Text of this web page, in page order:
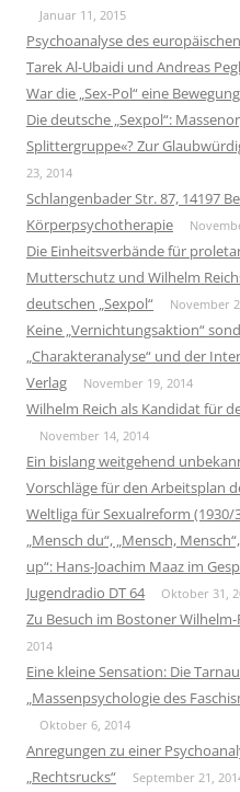
Januar 11, 2015
Psychoanalyse des
Tarek Al-Ubaidi und Andreas
War die „Sex-Pol“ eine
Die deutsche „Sexpol“:
Splittergruppe«? Zur
23, 2014
Schlangenbader Str. 87, 14197
Körperpsychotherapie
Die Einheitsverbände für
Mutterschutz und Wilhelm
deutschen „Sexpol“
November
Keine „Vernichtungsaktion“
„Charakteranalyse“ und der
Verlag
November 19, 2014
Wilhelm Reich als Kandidat für
November 14, 2014
Ein bislang weitgehend
Vorschläge für den Arbeitsplan
Weltliga für Sexualreform (1930/
„Mensch du“, „Mensch,
up“: Hans-Joachim Maaz im
Jugendradio DT 64
Oktober 31,
Zu Besuch im Bostoner Wilhelm-
2014
Eine kleine Sensation: Die
„Massenpsychologie des
Oktober 6, 2014
Anregungen zu einer
„Rechtsrucks“
September 21,